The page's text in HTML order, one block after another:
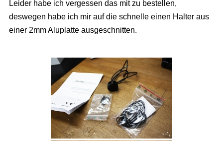
Leider habe ich vergessen das mit zu bestellen,
deswegen habe ich mir auf die schnelle einen Halter aus
einer 2mm Aluplatte ausgeschnitten.